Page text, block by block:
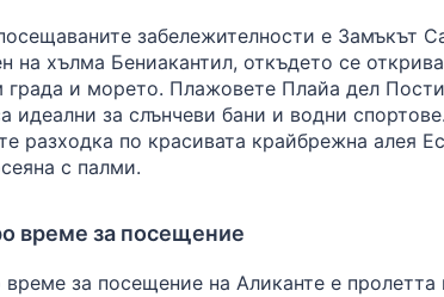
забележителности е Замъкът
на хълма Бениакантил, откъдето се
града и морето. Плажовете Плайа дел
идеални за слънчеви бани и водни
разходка по красивата крайбрежна алея
с палми.
време за посещение
за посещение на Аликанте е пролетта